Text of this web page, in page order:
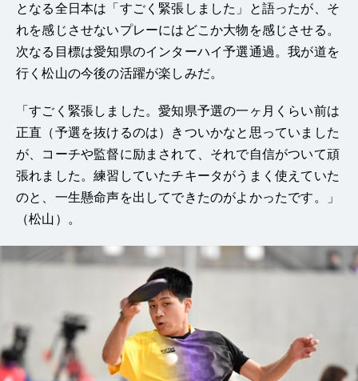
となる全日本は「すごく緊張しました」と語ったが、そ
れを感じさせないプレーにはどこか大物を感じさせる。
次なる目標は愛知県のインターハイ予選通過。我が道を
行く松山の今後の活躍が楽しみだ。
「すごく緊張しました。愛知県予選の一ヶ月くらい前は
正直（予選を抜けるのは）きついかなと思っていました
が、コーチや監督に励まされて、それで自信がついて頑
張れました。練習していたチキータがうまく使えていた
のと、一生懸命声を出してできたのがよかったです。」
（松山）。